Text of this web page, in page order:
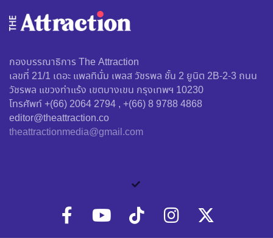
กองบรรณาธิการ The Attraction
เลขที่ 21/1 เดอะ แพลทินั่ม เพลส วัชรพล ชั้น 2 ยูนิต 2B-2-3 ถนน
วัชรพล แขวงท่าแร้ง เขตบางเขน กรุงเทพฯ 10230
โทรศัพท์ +(66) 2064 2794 , +(66) 8 9788 4868
editor@theattraction.co
theattractionmedia@gmail.com